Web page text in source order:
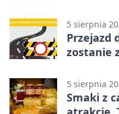
5 sierpnia
Przejazd
zostanie
5 sierpnia
Smaki z